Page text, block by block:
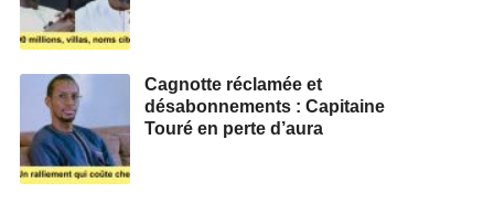
Cagnotte réclamée et
désabonnements : Capitaine
Touré en perte d’aura